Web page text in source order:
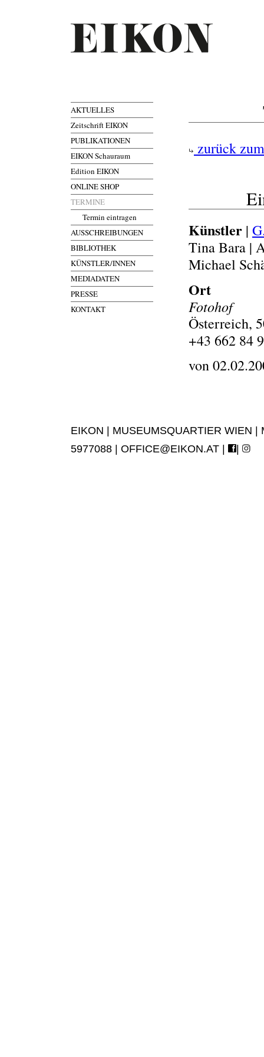
AKTUELLES
Zeitschrift EIKON
PUBLIKATIONEN
EIKON Schauraum
Edition EIKON
ONLINE SHOP
TERMINE
Termin eintragen
AUSSCHREIBUNGEN
BIBLIOTHEK
KÜNSTLER/INNEN
MEDIADATEN
PRESSE
KONTAKT
zurück
Künstler |
Tina Bara |
Michael
Ort
Fotohof
Österreich,
+43 662 84
von
EIKON | MUSEUMSQUARTIER WIEN
5977088 | OFFICE@EIKON.AT | |